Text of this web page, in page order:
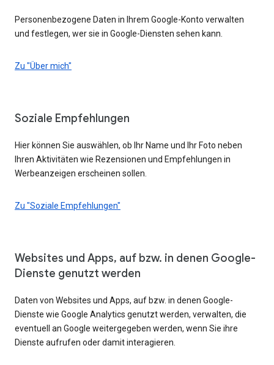
Personenbezogene Daten in Ihrem Google-Konto verwalten
und festlegen, wer sie in Google-Diensten sehen kann.
Zu "Über mich"
Soziale Empfehlungen
Hier können Sie auswählen, ob Ihr Name und Ihr Foto neben
Ihren Aktivitäten wie Rezensionen und Empfehlungen in
Werbeanzeigen erscheinen sollen.
Zu "Soziale Empfehlungen"
Websites und Apps, auf bzw. in denen Google-
Dienste genutzt werden
Daten von Websites und Apps, auf bzw. in denen Google-
Dienste wie Google Analytics genutzt werden, verwalten, die
eventuell an Google weitergegeben werden, wenn Sie ihre
Dienste aufrufen oder damit interagieren.